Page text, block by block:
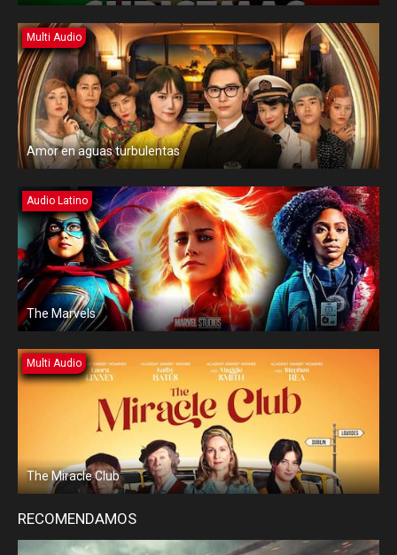
Multi Audio
Amor en aguas turbulentas
Audio Latino
The Marvels
Multi Audio
The Miracle Club
RECOMENDAMOS